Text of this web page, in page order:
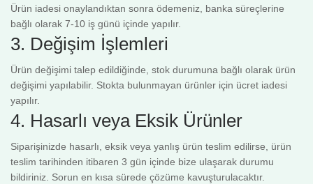
Ürün iadesi onaylandıktan sonra ödemeniz, banka süreçlerine
bağlı olarak 7-10 iş günü içinde yapılır.
3. Değişim İşlemleri
Ürün değişimi talep edildiğinde, stok durumuna bağlı olarak ürün
değişimi yapılabilir. Stokta bulunmayan ürünler için ücret iadesi
yapılır.
4. Hasarlı veya Eksik Ürünler
Siparişinizde hasarlı, eksik veya yanlış ürün teslim edilirse, ürün
teslim tarihinden itibaren 3 gün içinde bize ulaşarak durumu
bildiriniz. Sorun en kısa sürede çözüme kavuşturulacaktır.